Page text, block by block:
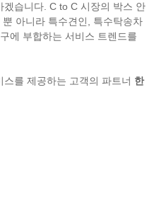
습니다. C to C 시장의 박스 안
아니라 특수견인, 특수탁송차
에 부합하는 서비스 트렌드를
를 제공하는 고객의 파트너 한